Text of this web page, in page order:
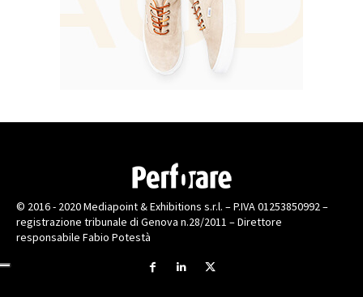
© 2016 - 2020 Mediapoint & Exhibitions s.r.l. – P.IVA 01253850992 –
registrazione tribunale di Genova n.28/2011 – Direttore
responsabile Fabio Potestà